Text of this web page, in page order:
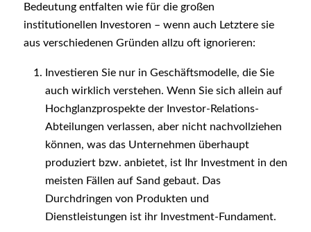
Bedeutung entfalten wie für die großen
institutionellen Investoren – wenn auch Letztere sie
aus verschiedenen Gründen allzu oft ignorieren:
Investieren Sie nur in Geschäftsmodelle, die Sie
auch wirklich verstehen. Wenn Sie sich allein auf
Hochglanzprospekte der Investor-Relations-
Abteilungen verlassen, aber nicht nachvollziehen
können, was das Unternehmen überhaupt
produziert bzw. anbietet, ist Ihr Investment in den
meisten Fällen auf Sand gebaut. Das
Durchdringen von Produkten und
Dienstleistungen ist ihr Investment-Fundament.